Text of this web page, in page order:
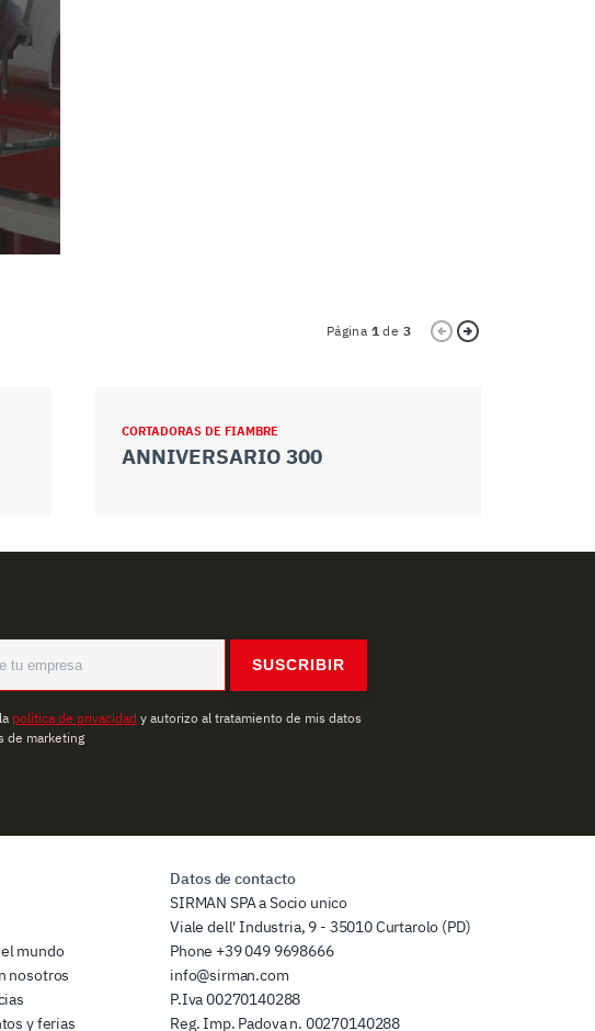
Página 1de 3
CORTADORAS DE FIAMBRE
ANNIVERSARIO 300
SUSCRIBIR
política de privacidad y autorizo al tratamiento de mis datos
de marketing
mundo
nosotros
y ferias
Datos de contacto
SIRMAN SPA a Socio unico
Viale dell' Industria, 9 - 35010 Curtarolo (PD)
Phone +39 049 9698666
info@sirman.com
P.Iva 00270140288
Reg. Imp. Padova n. 00270140288